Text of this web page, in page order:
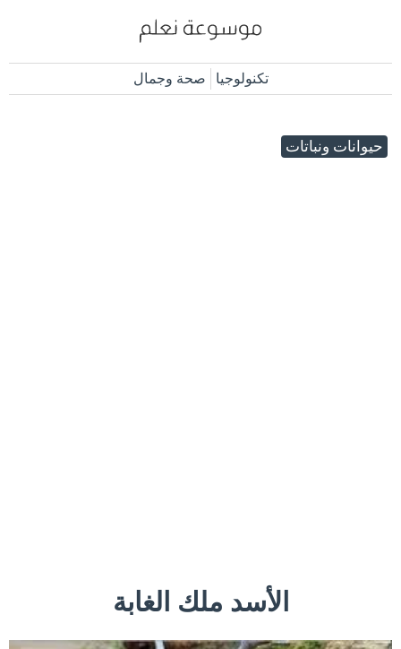
تكنولوجيا صحة وجمال
حيوانات ونباتات
الأسد ملك الغابة